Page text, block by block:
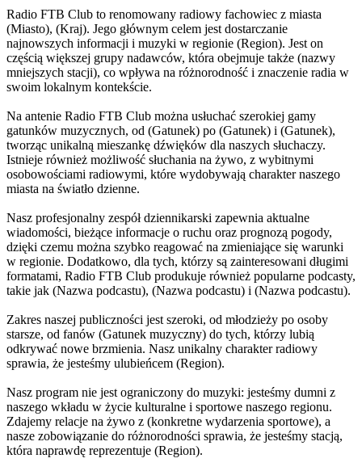
Radio FTB Club to renomowany radiowy fachowiec z miasta
(Miasto), (Kraj). Jego głównym celem jest dostarczanie
najnowszych informacji i muzyki w regionie (Region). Jest on
częścią większej grupy nadawców, która obejmuje także (nazwy
mniejszych stacji), co wpływa na różnorodność i znaczenie radia w
swoim lokalnym kontekście.
Na antenie Radio FTB Club można usłuchać szerokiej gamy
gatunków muzycznych, od (Gatunek) po (Gatunek) i (Gatunek),
tworząc unikalną mieszankę dźwięków dla naszych słuchaczy.
Istnieje również możliwość słuchania na żywo, z wybitnymi
osobowościami radiowymi, które wydobywają charakter naszego
miasta na światło dzienne.
Nasz profesjonalny zespół dziennikarski zapewnia aktualne
wiadomości, bieżące informacje o ruchu oraz prognozą pogody,
dzięki czemu można szybko reagować na zmieniające się warunki
w regionie. Dodatkowo, dla tych, którzy są zainteresowani długimi
formatami, Radio FTB Club produkuje również popularne podcasty,
takie jak (Nazwa podcastu), (Nazwa podcastu) i (Nazwa podcastu).
Zakres naszej publiczności jest szeroki, od młodzieży po osoby
starsze, od fanów (Gatunek muzyczny) do tych, którzy lubią
odkrywać nowe brzmienia. Nasz unikalny charakter radiowy
sprawia, że jesteśmy ulubieńcem (Region).
Nasz program nie jest ograniczony do muzyki: jesteśmy dumni z
naszego wkładu w życie kulturalne i sportowe naszego regionu.
Zdajemy relacje na żywo z (konkretne wydarzenia sportowe), a
nasze zobowiązanie do różnorodności sprawia, że jesteśmy stacją,
która naprawdę reprezentuje (Region).